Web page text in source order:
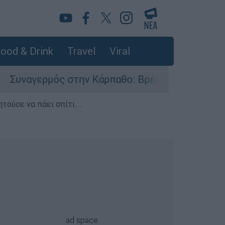
& Drink Travel Viral
στην Κάρπαθο: Βρέθηκαν παλιά
να πάει σπίτι...